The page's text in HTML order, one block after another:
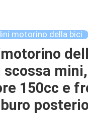
motorino della bici
scossa
150cc e